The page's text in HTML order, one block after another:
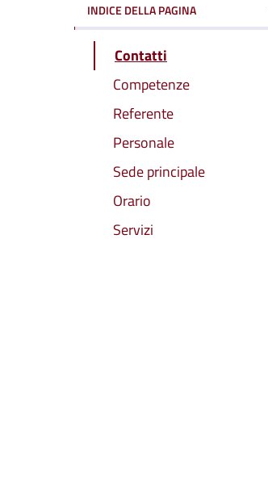
INDICE DELLA PAGINA
Contatti
Competenze
Referente
Personale
Sede principale
Orario
Servizi